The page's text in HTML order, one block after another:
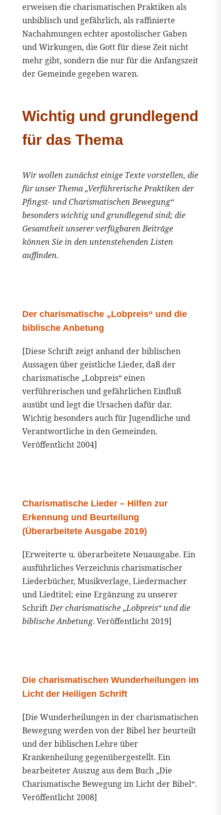
erweisen die charismatischen Praktiken als
unbiblisch und gefährlich, als raffinierte
Nachahmungen echter apostolischer Gaben
und Wirkungen, die Gott für diese Zeit nicht
mehr gibt, sondern die nur für die Anfangszeit
der Gemeinde gegeben waren.
Wichtig und grundlegend
für das Thema
Wir wollen zunächst einige Texte vorstellen, die
für unser Thema „Verführerische Praktiken der
Pfingst- und Charismatischen Bewegung“
besonders wichtig und grundlegend sind; die
Gesamtheit unserer verfügbaren Beiträge
können Sie in den untenstehenden Listen
auffinden.
Der charismatische „Lobpreis“ und die
biblische Anbetung
[Diese Schrift zeigt anhand der biblischen
Aussagen über geistliche Lieder, daß der
charismatische „Lobpreis“ einen
verführerischen und gefährlichen Einfluß
ausübt und legt die Ursachen dafür dar.
Wichtig besonders auch für Jugendliche und
Verantwortliche in den Gemeinden.
Veröffentlicht 2004]
Charismatische Lieder – Hilfen zur
Erkennung und Beurteilung
(Überarbeitete Ausgabe 2019)
[Erweiterte u. überarbeitete Neuausgabe. Ein
ausführliches Verzeichnis charismatischer
Liederbücher, Musikverlage, Liedermacher
und Liedtitel; eine Ergänzung zu unserer
SchriftDer charismatische „Lobpreis“ und die
biblische Anbetung. Veröffentlicht 2019]
Die charismatischen Wunderheilungen im
Licht der Heiligen Schrift
[Die Wunderheilungen in der charismatischen
Bewegung werden von der Bibel her beurteilt
und der biblischen Lehre über
Krankenheilung gegenübergestellt. Ein
bearbeiteter Auszug aus dem Buch „Die
Charismatische Bewegung im Licht der Bibel“.
Veröffentlicht 2008]